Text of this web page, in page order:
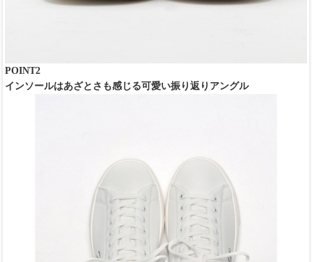
POINT2
インソールはあざとさも感じる可愛い振り返りアングル